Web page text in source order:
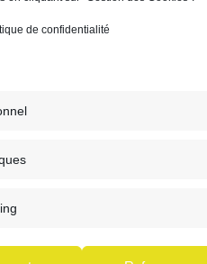
de confidentialité
une gamme